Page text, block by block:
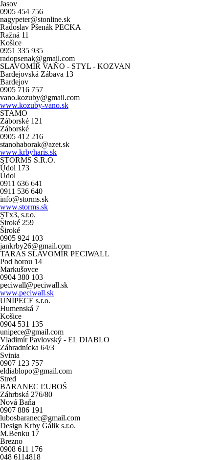
Jasov
0905 454 756
nagypeter@stonline.sk
Radoslav Pšenák PECKA
Ražná 11
Košice
0951 335 935
radopsenak@gmail.com
SLAVOMÍR VAŇO - STYL - KOZVAN
Bardejovská Zábava 13
Bardejov
0905 716 757
vano.kozuby@gmail.com
www.kozuby-vano.sk
STAMO
Záborské 121
Záborské
0905 412 216
stanohaborak@azet.sk
www.krbyharis.sk
STORMS S.R.O.
Údol 173
Údol
0911 636 641
0911 536 640
info@storms.sk
www.storms.sk
STx3, s.r.o.
Široké 259
Široké
0905 924 103
jankrby26@gmail.com
TARAS SLAVOMÍR PECIWALL
Pod horou 14
Markušovce
0904 380 103
peciwall@peciwall.sk
www.peciwall.sk
UNIPECE s.r.o.
Humenská 7
Košice
0904 531 135
unipece@gmail.com
Vladimír Pavlovský - EL DIABLO
Záhradnícka 64/3
Svinia
0907 123 757
eldiablopo@gmail.com
Stred
BARANEC ĽUBOŠ
Záhrbská 276/80
Nová Baňa
0907 886 191
lubosbaranec@gmail.com
Design Krby Gálik s.r.o.
M.Benku 17
Brezno
0908 611 176
048 6114818